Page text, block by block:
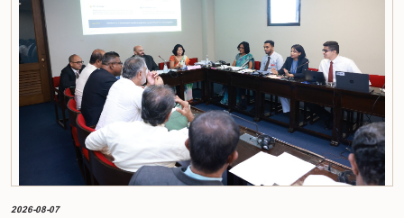
சிறுபான்மை குழுக்களின் பிரதிநிதித்துவத்தை உறுதிப்படுத்துதல், பெண்களின் பிரதிநிதித்துவத்தை
மேம்படுத்துதல், மின்னணு வாக்களிப்பு முறையை அறிமுகப்படுத்துதல், முன்கூட்டியே வாக்களிக்கும்
வசதியை ஏற்படுத்துதல் உள்ளிட்ட பல்வேறு முன்மொழிவுகள் தொடர்பில் இக்கூட்டத்தில் விசேட கவனம்
செலுத்தப்பட்டது.மேலும், வெளிநாடுகளில் வாழும் இலங்கையர்களுக்கு வாக்களிக்கும் உரிமையை
வழங்குவது தொடர்பான முன்மொழிவுகளும் பரிசீலிக்கப்பட்டதுடன், அதற்குத் தேவையான சட்ட மற்றும்
நிர்வாக ஏற்பாடுகள் குறித்து மேலும் விரிவான ஆய்வு மேற்கொள்ள வேண்டியதன் அவசியமும்
வலியுறுத்தப்பட்டது.விசேட குழுவினால் நியமிக்கப்பட்டுள்ள நிபுணர் குழு, கிடைத்துள்ள 31
முன்மொழிவுகளையும் முந்தைய பாராளுமன்ற விசேட குழுக்களின் அறிக்கைகளையும் பகுப்பாய்வு
செய்து, நடைமுறைக்கு ஏற்ற பரிந்துரைகளைக் கொண்ட அறிக்கையொன்றைத் தயாரிக்கவுள்ளது.
அதனைத் தொடர்ந்து, அந்தப் பரிந்துரைகளை ஆராய்ந்து அடுத்தகட்ட நடவடிக்கைகளை முன்னெடுக்க
குழு தீர்மானித்தது.இக்கூட்டத்தில், குழு உறுப்பினரான அமைச்சர் கலாநிதி உபாலி பன்னிலகே மற்றும்
பாராளுமன்ற உறுப்பினர்களான ரவி கருணாநாயக்க, ருவந்திலக ஜயக்கொடி மற்றும் கதிரவேலு
சண்முகம் குகதாசன் ஆகியோர் கலந்துகொண்டனர்.
2026-08-07